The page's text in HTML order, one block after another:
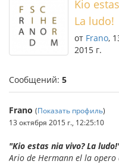
Kio
La ludo!
от Frano,
2015 г.
Сообщений: 5
Frano (Показать профиль)
13 октября 2015 г., 12:25:10
"Kio estas nia vivo? La
Ario de Hermann el la opero